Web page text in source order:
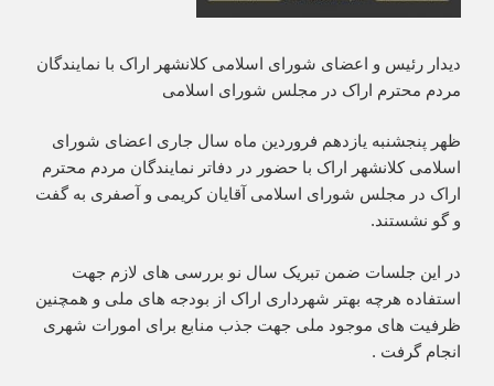
دیدار رئیس و اعضای شورای اسلامی کلانشهر اراک با نمایندگان
مردم محترم اراک در مجلس شورای اسلامی
ظهر پنجشنبه یازدهم فروردین ماه سال جاری اعضای شورای
اسلامی کلانشهر اراک با حضور در دفاتر نمایندگان مردم محترم
اراک در مجلس شورای اسلامی آقایان کریمی و آصفری به گفت
و گو نشستند.
در این جلسات ضمن تبریک سال نو بررسی های لازم جهت
استفاده هرچه بهتر شهرداری اراک از بودجه های ملی و همچنین
ظرفیت های موجود ملی جهت جذب منابع برای امورات شهری
انجام گرفت .